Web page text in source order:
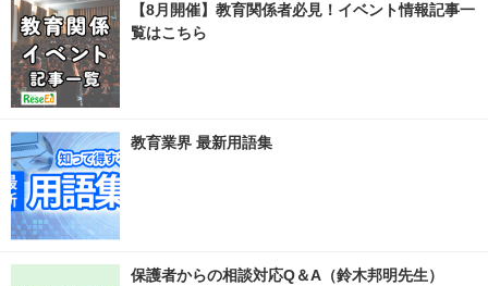
【8月開催】教育関係者必見！イベント情報記事一
覧はこちら
教育業界 最新用語集
保護者からの相談対応Q＆A（鈴木邦明先生）